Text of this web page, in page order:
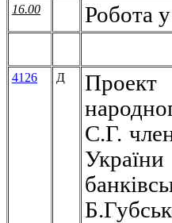
16.00
Робота
4126 Д
С.Г.